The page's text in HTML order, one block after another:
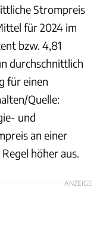
Strompreis
für 2024 im
bzw. 4,81
durchschnittlich
für einen
Quelle:
und
an einer
höher aus.
ANZEIGE